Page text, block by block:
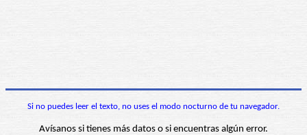
Si no puedes leer el texto, no uses el modo nocturno de tu navegador.
Avísanos si tienes más datos o si encuentras algún error.